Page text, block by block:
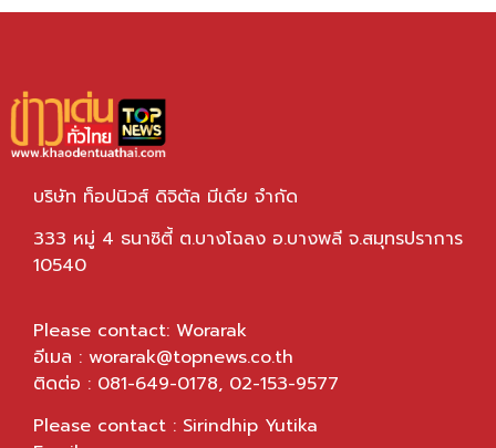
บริษัท ท็อปนิวส์ ดิจิตัล มีเดีย จำกัด
333 หมู่ 4 ธนาซิตี้ ต.บางโฉลง อ.บางพลี จ.สมุทรปราการ
10540
Please contact: Worarak
อีเมล : worarak@topnews.co.th
ติดต่อ : 081-649-0178, 02-153-9577
Please contact : Sirindhip Yutika